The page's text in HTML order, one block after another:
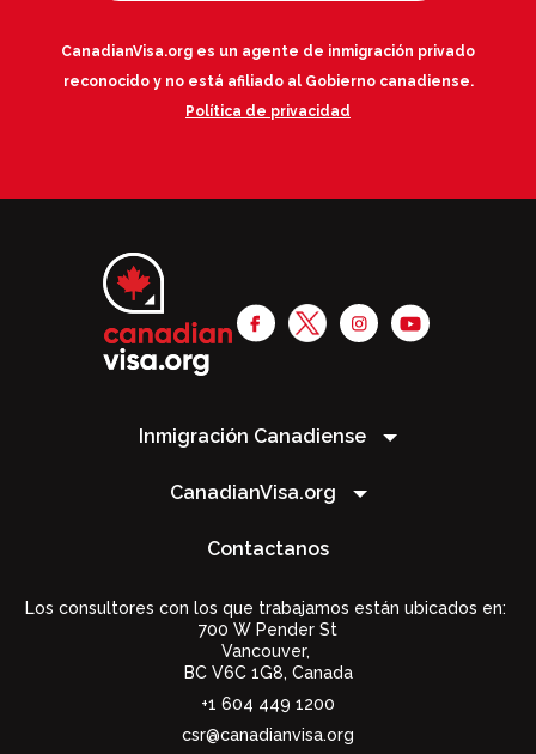
CanadianVisa.org es un agente de inmigración privado
reconocido y no está afiliado al Gobierno canadiense.
Política de privacidad
Inmigración Canadiense
CanadianVisa.org
Contactanos
Los consultores con los que trabajamos están ubicados en:
700 W Pender St
Vancouver,
BC V6C 1G8, Canada
+1 604 449 1200
csr@canadianvisa.org